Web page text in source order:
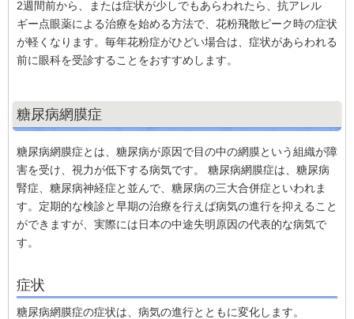
2週間前から、または症状が少しでもあらわれたら、抗アレル
ギー点眼薬による治療を始める方法で、花粉飛散ピーク時の症状
が軽くなります。毎年花粉症がひどい場合は、症状があらわれる
前に眼科を受診することをおすすめします。
糖尿病網膜症
糖尿病網膜症とは、糖尿病が原因で目の中の網膜という組織が障
害を受け、視力が低下する病気です。 糖尿病網膜症は、糖尿病
腎症、糖尿病神経症と並んで、糖尿病の三大合併症といわれま
す。定期的な検診と早期の治療を行えば病気の進行を抑えること
ができますが、実際には日本の中途失明原因の代表的な病気で
す。
症状
糖尿病網膜症の症状は、病気の進行とともに変化します。